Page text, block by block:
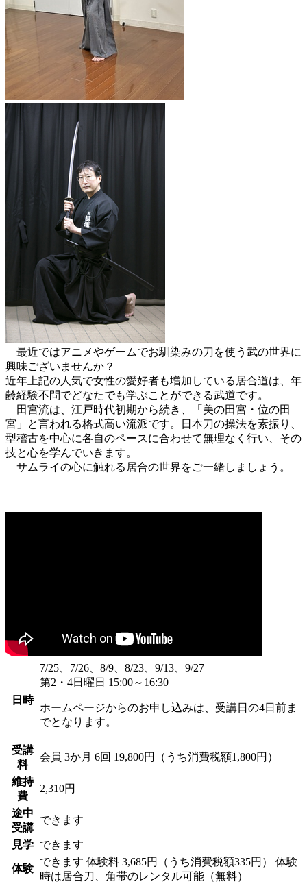
最近ではアニメやゲームでお馴染みの刀を使う武の世界に
興味ございませんか？
近年上記の人気で女性の愛好者も増加している居合道は、年
齢経験不問でどなたでも学ぶことができる武道です。
田宮流は、江戸時代初期から続き、「美の田宮・位の田
宮」と言われる格式高い流派です。日本刀の操法を素振り、
型稽古を中心に各自のペースに合わせて無理なく行い、その
技と心を学んでいきます。
サムライの心に触れる居合の世界をご一緒しましょう。
日時
7/25、7/26、8/9、8/23、9/13、9/27
第2・4日曜日 15:00～16:30
ホームページからのお申し込みは、受講日の4日前ま
でとなります。
受講
料
会員 3か月 6回 19,800円（うち消費税額1,800円）
維持
費
2,310円
途中
受講
できます
見学 できます
体験
できます 体験料 3,685円（うち消費税額335円） 体験
時は居合刀、角帯のレンタル可能（無料）